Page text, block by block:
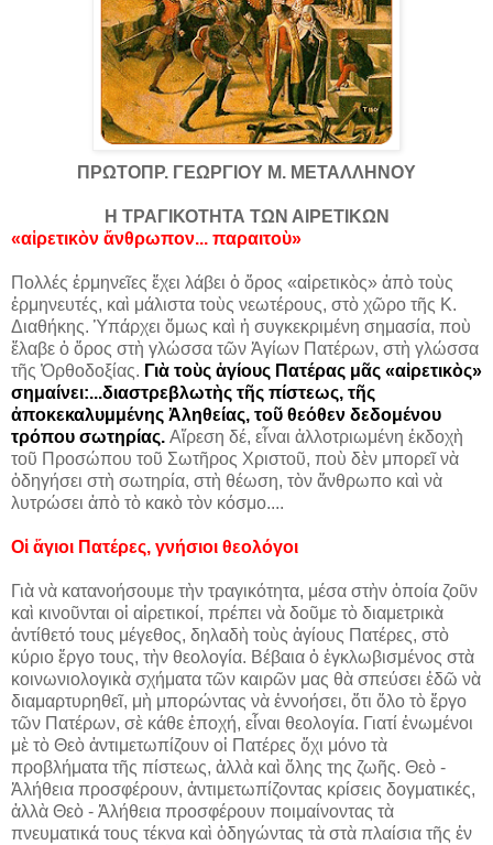
ΠΡΩΤΟΠΡ. ΓΕΩΡΓΙΟΥ Μ. ΜΕΤΑΛΛΗΝΟΥ
Η ΤΡΑΓΙΚΟΤΗΤΑ ΤΩΝ ΑΙΡΕΤΙΚΩΝ
«αἱρετικὸν ἄνθρωπον... παραιτοὺ»
Πολλές ἑρμηνεῖες ἔχει λάβει ὁ ὅρος «αἱρετικὸς» ἀπὸ τοὺς
ἑρμηνευτές, καὶ μάλιστα τοὺς νεωτέρους, στὸ χῶρο τῆς Κ.
Διαθήκης. Ὑπάρχει ὅμως καὶ ἡ συγκεκριμένη σημασία, ποὺ
ἔλαβε ὁ ὅρος στὴ γλώσσα τῶν Ἁγίων Πατέρων, στὴ γλώσσα
τῆς Ὀρθοδοξίας. Γιὰ τοὺς ἁγίους Πατέρας μᾶς «αἱρετικὸς»
σημαίνει:...διαστρεβλωτὴς τῆς πίστεως, τῆς
ἀποκεκαλυμμένης Ἀληθείας, τοῦ θεόθεν δεδομένου
τρόπου σωτηρίας. Αἵρεση δέ, εἶναι ἀλλοτριωμένη ἐκδοχὴ
τοῦ Προσώπου τοῦ Σωτῆρος Χριστοῦ, ποὺ δὲν μπορεῖ νὰ
ὁδηγήσει στὴ σωτηρία, στὴ θέωση, τὸν ἄνθρωπο καὶ νὰ
λυτρώσει ἀπὸ τὸ κακὸ τὸν κόσμο....
Οἱ ἅγιοι Πατέρες, γνήσιοι θεολόγοι
Γιὰ νὰ κατανοήσουμε τὴν τραγικότητα, μέσα στὴν ὁποία ζοῦν
καὶ κινοῦνται οἱ αἱρετικοί, πρέπει νὰ δοῦμε τὸ διαμετρικὰ
ἀντίθετό τους μέγεθος, δηλαδὴ τοὺς ἁγίους Πατέρες, στὸ
κύριο ἔργο τους, τὴν θεολογία. Βέβαια ὁ ἐγκλωβισμένος στὰ
κοινωνιολογικὰ σχήματα τῶν καιρῶν μας θὰ σπεύσει ἐδῶ νὰ
διαμαρτυρηθεῖ, μὴ μπορώντας νὰ ἐννοήσει, ὅτι ὅλο τὸ ἔργο
τῶν Πατέρων, σὲ κάθε ἐποχή, εἶναι θεολογία. Γιατί ἑνωμένοι
μὲ τὸ Θεὸ ἀντιμετωπίζουν οἱ Πατέρες ὄχι μόνο τὰ
προβλήματα τῆς πίστεως, ἀλλὰ καὶ ὅλης της ζωῆς. Θεὸ -
Ἀλήθεια προσφέρουν, ἀντιμετωπίζοντας κρίσεις δογματικές,
ἀλλὰ Θεὸ - Ἀλήθεια προσφέρουν ποιμαίνοντας τὰ
πνευματικά τους τέκνα καὶ ὁδηγώντας τὰ στὰ πλαίσια τῆς ἐν